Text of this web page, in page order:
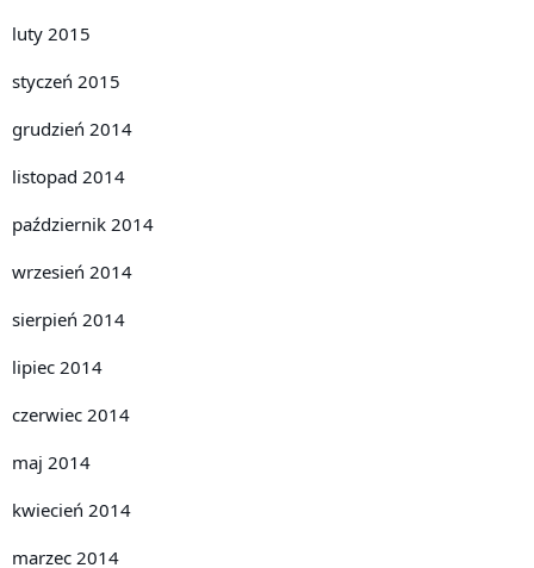
luty 2015
styczeń 2015
grudzień 2014
listopad 2014
październik 2014
wrzesień 2014
sierpień 2014
lipiec 2014
czerwiec 2014
maj 2014
kwiecień 2014
marzec 2014